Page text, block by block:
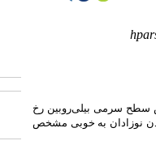
سطح سرمی بیلی‌روبین رخ
نوزادان به خوبی مشخص